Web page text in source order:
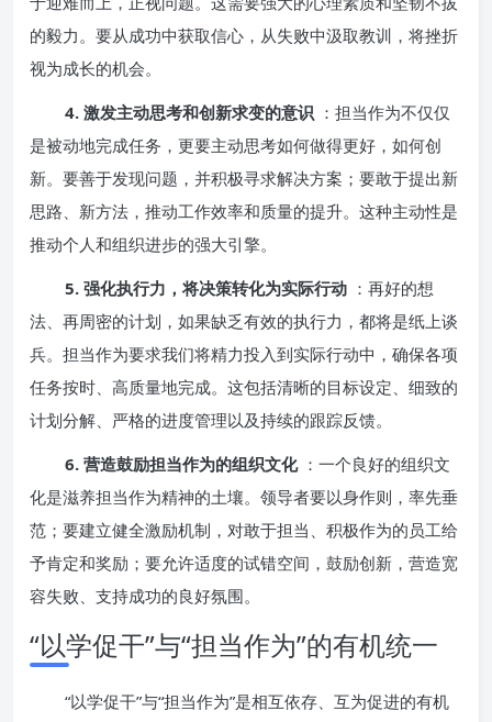
的毅力。要从成功中获取信心，从失败中汲取教训，将挫折
视为成长的机会。
4. 激发主动思考和创新求变的意识 ：担当作为不仅仅
是被动地完成任务，更要主动思考如何做得更好，如何创
新。要善于发现问题，并积极寻求解决方案；要敢于提出新
思路、新方法，推动工作效率和质量的提升。这种主动性是
推动个人和组织进步的强大引擎。
5. 强化执行力，将决策转化为实际行动 ：再好的想
法、再周密的计划，如果缺乏有效的执行力，都将是纸上谈
兵。担当作为要求我们将精力投入到实际行动中，确保各项
任务按时、高质量地完成。这包括清晰的目标设定、细致的
计划分解、严格的进度管理以及持续的跟踪反馈。
6. 营造鼓励担当作为的组织文化 ：一个良好的组织文
化是滋养担当作为精神的土壤。领导者要以身作则，率先垂
范；要建立健全激励机制，对敢于担当、积极作为的员工给
予肯定和奖励；要允许适度的试错空间，鼓励创新，营造宽
容失败、支持成功的良好氛围。
“以学促干”与“担当作为”的有机统一
“以学促干”与“担当作为”是相互依存、互为促进的有机